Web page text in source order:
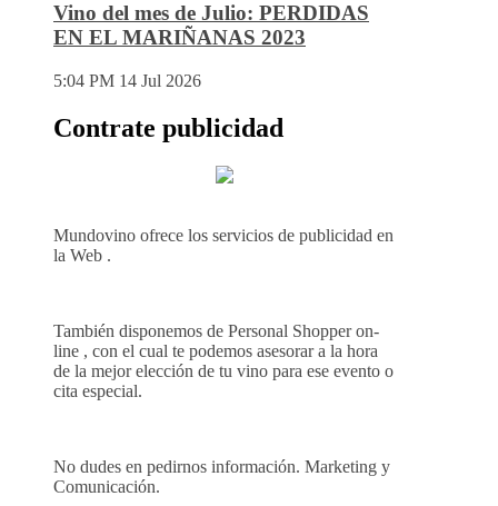
Vino del mes de Julio: PERDIDAS
EN EL MARIÑANAS 2023
5:04 PM 14 Jul 2026
Contrate publicidad
Mundovino ofrece los servicios de publicidad en
la Web .
También disponemos de Personal Shopper on-
line , con el cual te podemos asesorar a la hora
de la mejor elección de tu vino para ese evento o
cita especial.
No dudes en pedirnos información. Marketing y
Comunicación.